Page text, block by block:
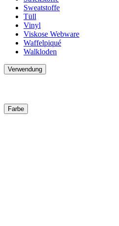
Sweatstoffe
Tüll
Vinyl
Viskose Webware
Waffelpiqué
Walkloden
Verwendung
Farbe